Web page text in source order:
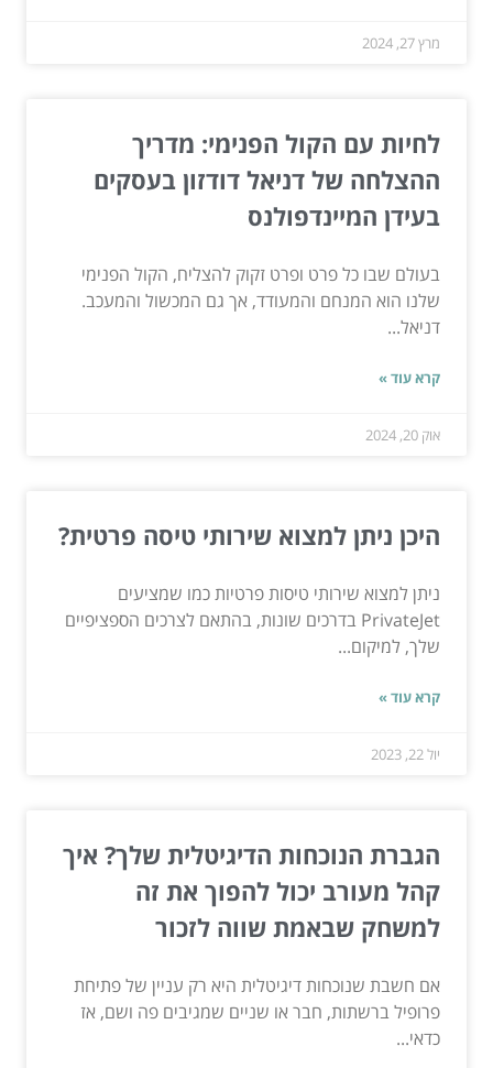
מרץ 27, 2024
לחיות עם הקול הפנימי: מדריך
ההצלחה של דניאל דודזון בעסקים
בעידן המיינדפולנס
בעולם שבו כל פרט ופרט זקוק להצליח, הקול הפנימי
שלנו הוא המנחם והמעודד, אך גם המכשול והמעכב.
דניאל...
קרא עוד »
אוק 20, 2024
היכן ניתן למצוא שירותי טיסה פרטית?
ניתן למצוא שירותי טיסות פרטיות כמו שמציעים
PrivateJet בדרכים שונות, בהתאם לצרכים הספציפיים
שלך, למיקום...
קרא עוד »
יול 22, 2023
הגברת הנוכחות הדיגיטלית שלך? איך
קהל מעורב יכול להפוך את זה
למשחק שבאמת שווה לזכור
אם חשבת שנוכחות דיגיטלית היא רק עניין של פתיחת
פרופיל ברשתות, חבר או שניים שמגיבים פה ושם, אז
כדאי...